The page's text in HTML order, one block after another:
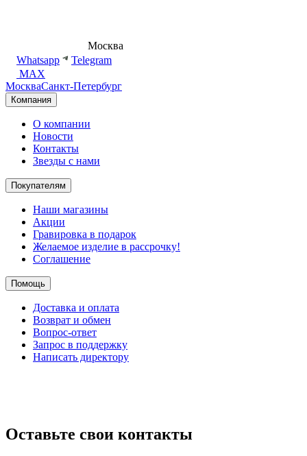
Москва
Whatsapp
Telegram
MAX
МоскваСанкт-Петербург
Компания
О компании
Новости
Контакты
Звезды с нами
Покупателям
Наши магазины
Акции
Гравировка в подарок
Желаемое изделие в рассрочку!
Соглашение
Помощь
Доставка и оплата
Возврат и обмен
Вопрос-ответ
Запрос в поддержку
Написать директору
Оставьте свои контакты